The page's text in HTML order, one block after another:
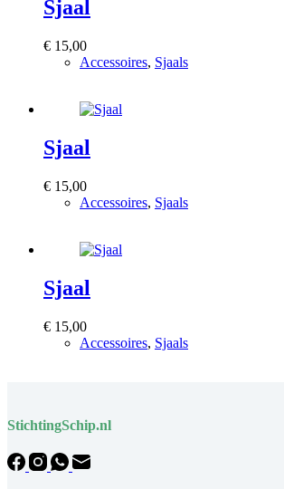
Sjaal
€ 15,00
Accessoires, Sjaals
Sjaal
€ 15,00
Accessoires, Sjaals
Sjaal
€ 15,00
Accessoires, Sjaals
StichtingSchip.nl